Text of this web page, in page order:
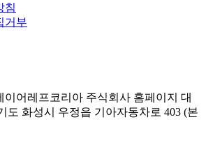
침
거부
어레프코리아 주식회사 홈페이지 대
도 화성시 우정읍 기아자동차로 403 (본